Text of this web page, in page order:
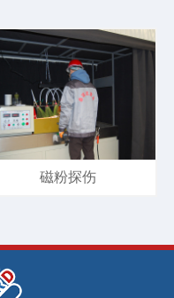
磁粉探伤